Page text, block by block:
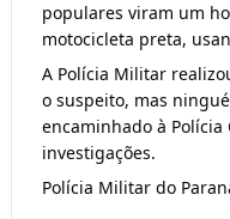
populares viram um
motocicleta preta,
A Polícia Militar
o suspeito, mas
encaminhado à
investigações.
Polícia Militar do